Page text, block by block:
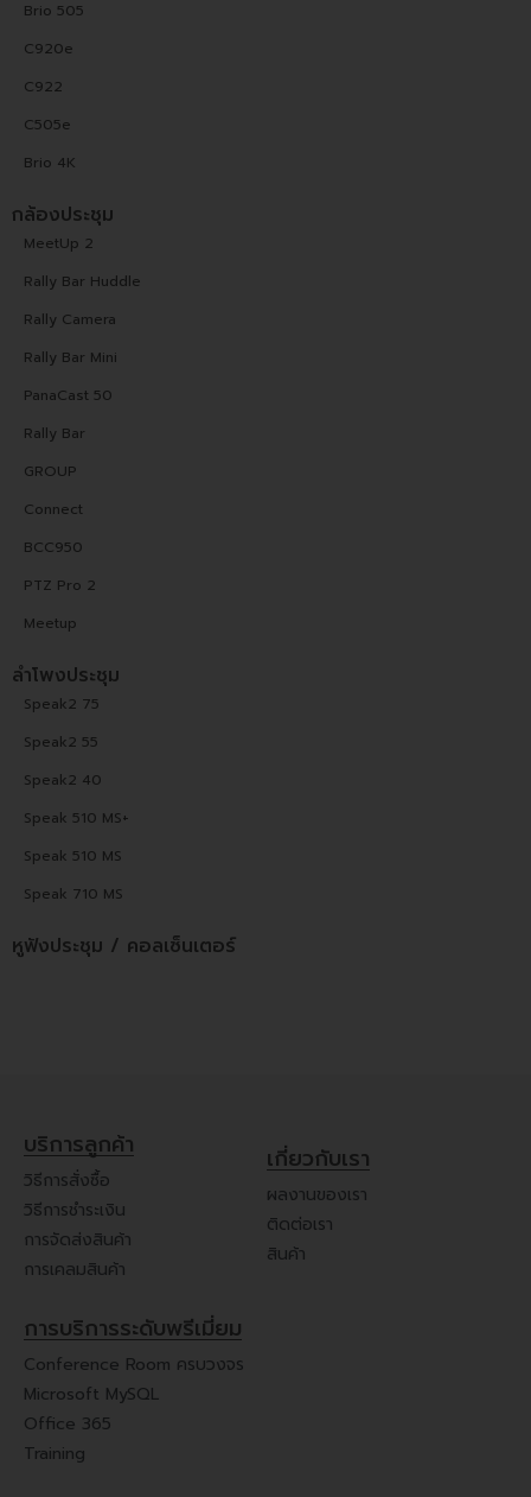
Brio 505
C920e
C922
C505e
Brio 4K
กล้องประชุม
MeetUp 2
Rally Bar Huddle
Rally Camera
Rally Bar Mini
PanaCast 50
Rally Bar
GROUP
Connect
BCC950
PTZ Pro 2
Meetup
ลำโพงประชุม
Speak2 75
Speak2 55
Speak2 40
Speak 510 MS+
Speak 510 MS
Speak 710 MS
หูฟังประชุม / คอลเซ็นเตอร์
บริการลูกค้า
วิธีการสั่งซื้อ
วิธีการชำระเงิน
การจัดส่งสินค้า
การเคลมสินค้า
เกี่ยวกับเรา
ผลงานของเรา
ติดต่อเรา
สินค้า
การบริการระดับพรีเมี่ยม
Conference Room ครบวงจร
Microsoft MySQL
Office 365
Training